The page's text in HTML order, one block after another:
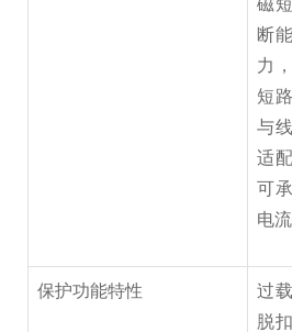
磁
断
力
短
与
适
可
电
保护功能特性
过
脱